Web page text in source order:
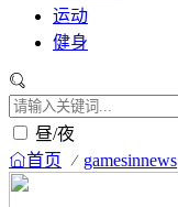
运动
健身
昼/夜
首页 gamesinnews